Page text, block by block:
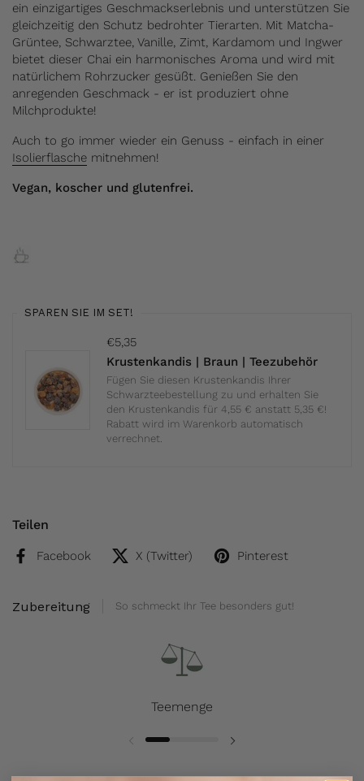
ein einzigartiges Geschmackserlebnis und unterstützen Sie
gleichzeitig den Schutz bedrohter Tierarten. Mit Matcha-
Grüntee, Schwarztee, Vanille, Zimt, Kardamom und Ingwer
bietet dieser Chai ein harmonisches Aroma und wird mit
natürlichem Rohrzucker gesüßt. Genießen Sie den
anregenden Geschmack - er ist produziert ohne
Milchprodukte!
Auch to go immer wieder ein Genuss - einfach in einer
Isolierflasche mitnehmen!
Vegan, koscher und glutenfrei.
SPAREN SIE IM SET!
€5,35
Krustenkandis | Braun | Teezubehör
Fügen Sie diesen Krustenkandis Ihrer
Schwarzteebestellung zu und erhalten Sie
den Krustenkandis für 4,55 € anstatt 5,35 €!
Rabatt wird im Warenkorb automatisch
verrechnet.
Teilen
Facebook X (Twitter) Pinterest
Zubereitung So schmeckt Ihr Tee besonders gut!
Teemenge